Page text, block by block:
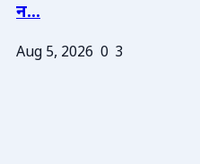
न...
Aug 5, 2026 0 3